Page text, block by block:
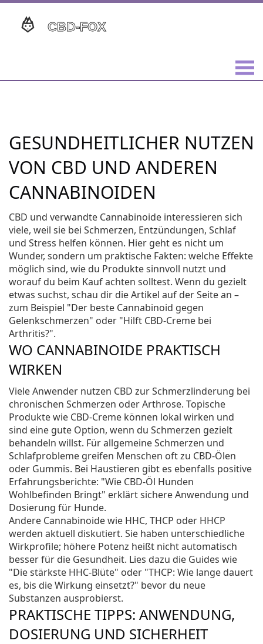
GESUNDHEITLICHER NUTZEN
VON CBD UND ANDEREN
CANNABINOIDEN
CBD und verwandte Cannabinoide interessieren sich
viele, weil sie bei Schmerzen, Entzündungen, Schlaf
und Stress helfen können. Hier geht es nicht um
Wunder, sondern um praktische Fakten: welche Effekte
möglich sind, wie du Produkte sinnvoll nutzt und
worauf du beim Kauf achten solltest. Wenn du gezielt
etwas suchst, schau dir die Artikel auf der Seite an –
zum Beispiel "Der beste Cannabinoid gegen
Gelenkschmerzen" oder "Hilft CBD-Creme bei
Arthritis?".
WO CANNABINOIDE PRAKTISCH
WIRKEN
Viele Anwender nutzen CBD zur Schmerzlinderung bei
chronischen Schmerzen oder Arthrose. Topische
Produkte wie CBD-Creme können lokal wirken und
sind eine gute Option, wenn du Schmerzen gezielt
behandeln willst. Für allgemeine Schmerzen und
Schlafprobleme greifen Menschen oft zu CBD-Ölen
oder Gummis. Bei Haustieren gibt es ebenfalls positive
Erfahrungsberichte: "Wie CBD-Öl Hunden
Wohlbefinden Bringt" erklärt sichere Anwendung und
Dosierung für Hunde.
Andere Cannabinoide wie HHC, THCP oder HHCP
werden aktuell diskutiert. Sie haben unterschiedliche
Wirkprofile; höhere Potenz heißt nicht automatisch
besser für die Gesundheit. Lies dazu die Guides wie
"Die stärkste HHC-Blüte" oder "THCP: Wie lange dauert
es, bis die Wirkung einsetzt?" bevor du neue
Substanzen ausprobierst.
PRAKTISCHE TIPPS: ANWENDUNG,
DOSIERUNG UND SICHERHEIT